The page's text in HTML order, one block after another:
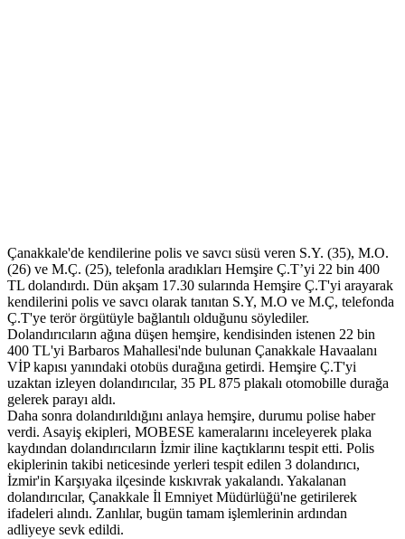
Çanakkale'de kendilerine polis ve savcı süsü veren S.Y. (35), M.O.
(26) ve M.Ç. (25), telefonla aradıkları Hemşire Ç.T’yi 22 bin 400
TL dolandırdı. Dün akşam 17.30 sularında Hemşire Ç.T'yi arayarak
kendilerini polis ve savcı olarak tanıtan S.Y, M.O ve M.Ç, telefonda
Ç.T'ye terör örgütüyle bağlantılı olduğunu söylediler.
Dolandırıcıların ağına düşen hemşire, kendisinden istenen 22 bin
400 TL'yi Barbaros Mahallesi'nde bulunan Çanakkale Havaalanı
VİP kapısı yanındaki otobüs durağına getirdi. Hemşire Ç.T'yi
uzaktan izleyen dolandırıcılar, 35 PL 875 plakalı otomobille durağa
gelerek parayı aldı.
Daha sonra dolandırıldığını anlaya hemşire, durumu polise haber
verdi. Asayiş ekipleri, MOBESE kameralarını inceleyerek plaka
kaydından dolandırıcıların İzmir iline kaçtıklarını tespit etti. Polis
ekiplerinin takibi neticesinde yerleri tespit edilen 3 dolandırıcı,
İzmir'in Karşıyaka ilçesinde kıskıvrak yakalandı. Yakalanan
dolandırıcılar, Çanakkale İl Emniyet Müdürlüğü'ne getirilerek
ifadeleri alındı. Zanlılar, bugün tamam işlemlerinin ardından
adliyeye sevk edildi.